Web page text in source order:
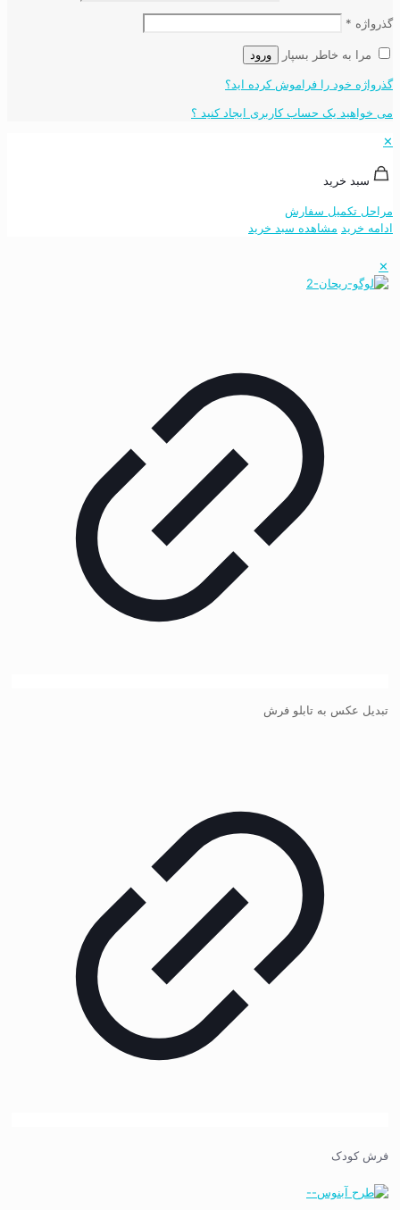
گذرواژه *
مرا به خاطر بسپار ورود
گذرواژه خود را فراموش کرده اید؟
می خواهید یک حساب کاربری ایجاد کنید ؟
✕
سبد خرید
مراحل تکمیل سفارش
ادامه خرید مشاهده سبد خرید
✕
تبدیل عکس به تابلو فرش
فرش کودک